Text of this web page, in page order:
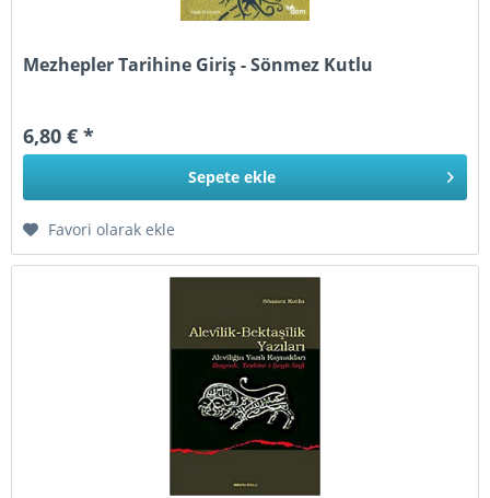
Mezhepler Tarihine Giriş - Sönmez Kutlu
6,80 € *
Sepete ekle
Favori olarak ekle